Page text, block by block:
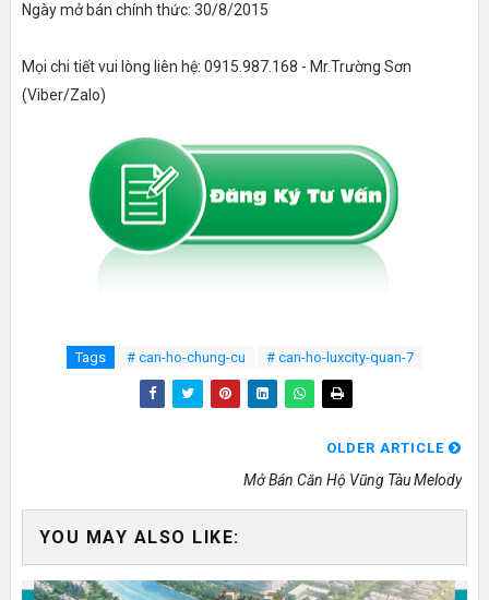
Ngày mở bán chính thức: 30/8/2015
Mọi chi tiết vui lòng liên hệ: 0915.987.168 - Mr.Trường Sơn
(Viber/Zalo)
Tags # can-ho-chung-cu # can-ho-luxcity-quan-7
OLDER ARTICLE
Mở Bán Căn Hộ Vũng Tàu Melody
YOU MAY ALSO LIKE: